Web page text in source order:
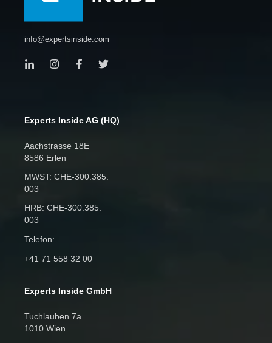
info@expertsinside.com
Experts Inside AG (HQ)
Aachstrasse 18E
8586 Erlen
MWST: CHE‑300.385.
003
HRB: CHE‑300.385.
003
Telefon:
+41 71 558 32 00
Experts Inside GmbH
Tuchlauben 7a
1010 Wien